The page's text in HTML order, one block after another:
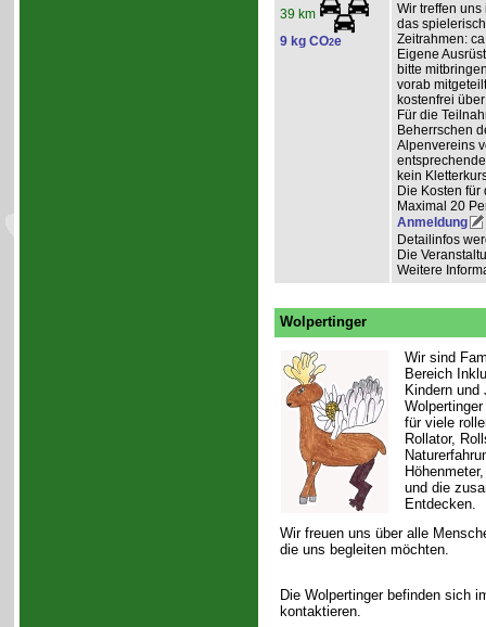
39 km
9 kg CO2e
Wir treffen
das
Zeitrahmen:
Eigene
bitte
vorab
kostenfrei
Für die
Beherrschen
Alpenvereins
kein
Die Kosten
Maximal 20
Anmeldung
Detailinfos
Die
Weitere
Wolpertinger
Wir sind
Bereich
Kindern und
für viele
Rollator,
und die
Entdecken.
Wir freuen uns über alle
die uns begleiten möchten.
Die Wolpertinger befinden sich
kontaktieren.